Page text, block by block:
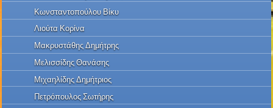
Κωνσταντοπούλου Βίκυ
Λιούτα Κορίνα
Μακρυστάθης Δημήτρης
Μελισσίδης Θανάσης
Μιχαηλίδης Δημήτριος
Πετρόπουλος Σωτήρης